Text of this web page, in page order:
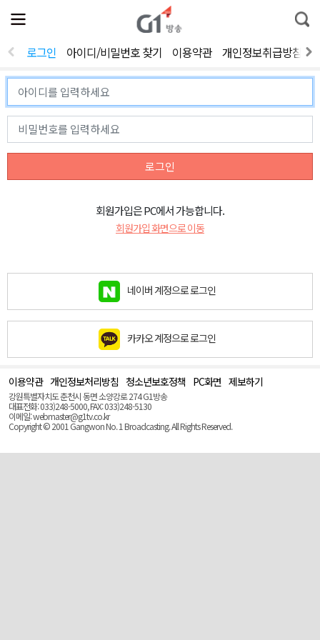
전
체
뉴
열
통
합
색
로그인 아이디/비밀번호 찾기 이용약관 개인정보취급방침
로그인
회원가입은 PC에서 가능합니다.
회원가입 화면으로 이동
네이버 계정으로 로그인
카카오 계정으로 로그인
이용약관 개인정보처리방침 청소년보호정책 PC화면 제보하기
강원특별자치도 춘천시 동면 소양강로 274 G1방송
대표전화: 033)248-5000, FAX: 033)248-5130
이메일: webmaster@g1tv.co.kr
Copyright © 2001 Gangwon No. 1 Broadcasting. All Rights Reserved.